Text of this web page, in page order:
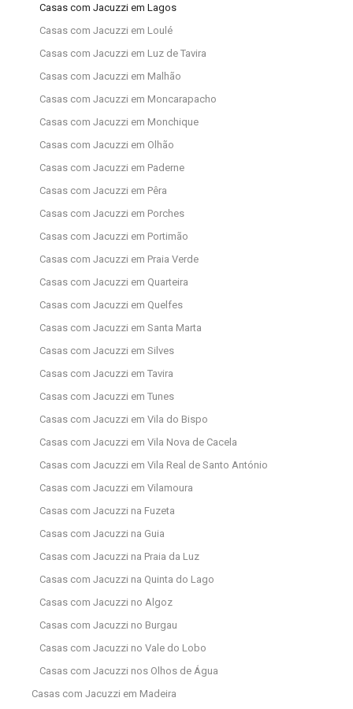
Casas com Jacuzzi em Lagos
Casas com Jacuzzi em Loulé
Casas com Jacuzzi em Luz de Tavira
Casas com Jacuzzi em Malhão
Casas com Jacuzzi em Moncarapacho
Casas com Jacuzzi em Monchique
Casas com Jacuzzi em Olhão
Casas com Jacuzzi em Paderne
Casas com Jacuzzi em Pêra
Casas com Jacuzzi em Porches
Casas com Jacuzzi em Portimão
Casas com Jacuzzi em Praia Verde
Casas com Jacuzzi em Quarteira
Casas com Jacuzzi em Quelfes
Casas com Jacuzzi em Santa Marta
Casas com Jacuzzi em Silves
Casas com Jacuzzi em Tavira
Casas com Jacuzzi em Tunes
Casas com Jacuzzi em Vila do Bispo
Casas com Jacuzzi em Vila Nova de Cacela
Casas com Jacuzzi em Vila Real de Santo António
Casas com Jacuzzi em Vilamoura
Casas com Jacuzzi na Fuzeta
Casas com Jacuzzi na Guia
Casas com Jacuzzi na Praia da Luz
Casas com Jacuzzi na Quinta do Lago
Casas com Jacuzzi no Algoz
Casas com Jacuzzi no Burgau
Casas com Jacuzzi no Vale do Lobo
Casas com Jacuzzi nos Olhos de Água
Casas com Jacuzzi em Madeira